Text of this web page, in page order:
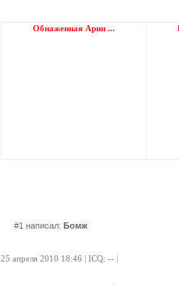
Обнаженная Арин ...
#1 написал: Бомж
25 апреля 2010 18:46 | ICQ: -- |